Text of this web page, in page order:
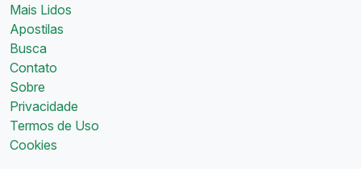
Mais Lidos
Apostilas
Busca
Contato
Sobre
Privacidade
Termos de Uso
Cookies